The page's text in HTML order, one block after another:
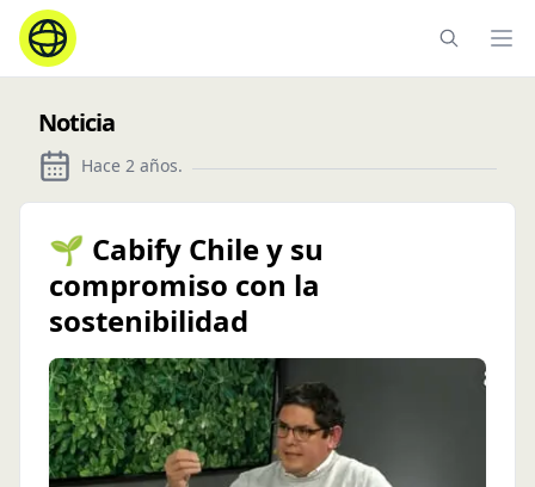
Noticia
Hace 2 años.
🌱 Cabify Chile y su
compromiso con la
sostenibilidad